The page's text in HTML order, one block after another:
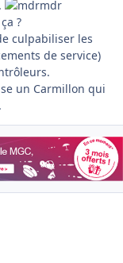
?
culpabiliser les
de service)
un Carmillon qui